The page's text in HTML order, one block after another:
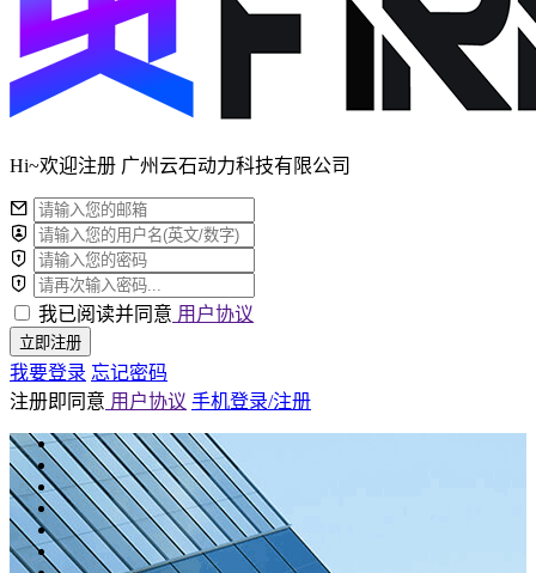
Hi~欢迎注册 广州云石动力科技有限公司
我已阅读并同意 用户协议
立即注册
我要登录 忘记密码
注册即同意 用户协议 手机登录/注册